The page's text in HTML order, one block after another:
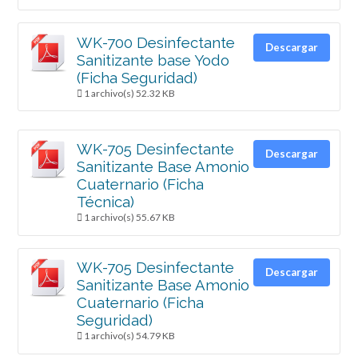
WK-700 Desinfectante
Sanitizante base Yodo
(Ficha Seguridad)
1 archivo(s) 52.32 KB
Descargar
WK-705 Desinfectante
Sanitizante Base Amonio
Cuaternario (Ficha
Técnica)
1 archivo(s) 55.67 KB
Descargar
WK-705 Desinfectante
Sanitizante Base Amonio
Cuaternario (Ficha
Seguridad)
1 archivo(s) 54.79 KB
Descargar